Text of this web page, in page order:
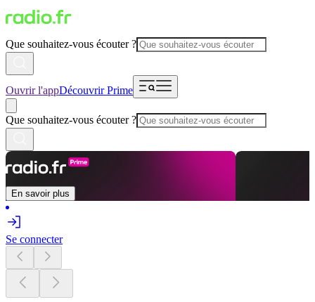
Que souhaitez-vous écouter ?
Ouvrir l'appDécouvrir Prime
Que souhaitez-vous écouter ?
En savoir plus
Se connecter